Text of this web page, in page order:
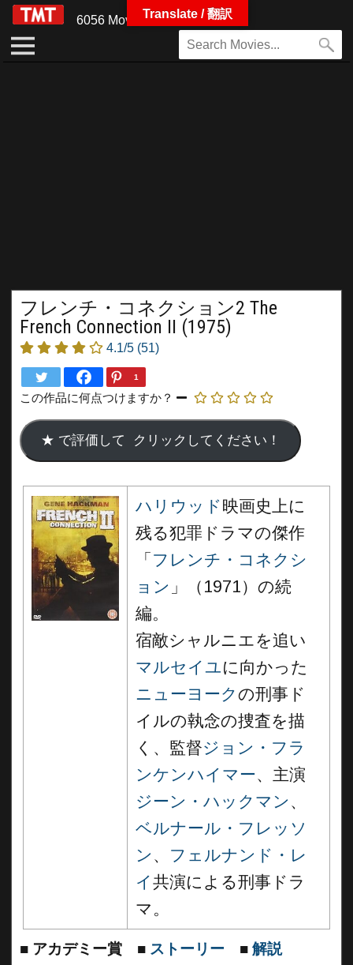
6056 Movies
フレンチ・コネクション2 The
French Connection II (1975)
4.1/5 (51)
1
この作品に何点つけますか？
ハリウッド映画史上に
残る犯罪ドラマの傑作
「 フレンチ・コネクシ
ョン 」（1971）の続
編。
宿敵シャルニエを追い
マルセイユに向かった
ニューヨークの刑事ド
イルの執念の捜査を描
く、監督ジョン・フラ
ンケンハイマー、主演
ジーン・ハックマン 、
ベルナール・フレッソ
ン 、 フェルナンド・レ
イ共演による刑事ドラ
マ。
■ アカデミー賞 ■ ストーリー ■ 解説
Translate / 翻訳